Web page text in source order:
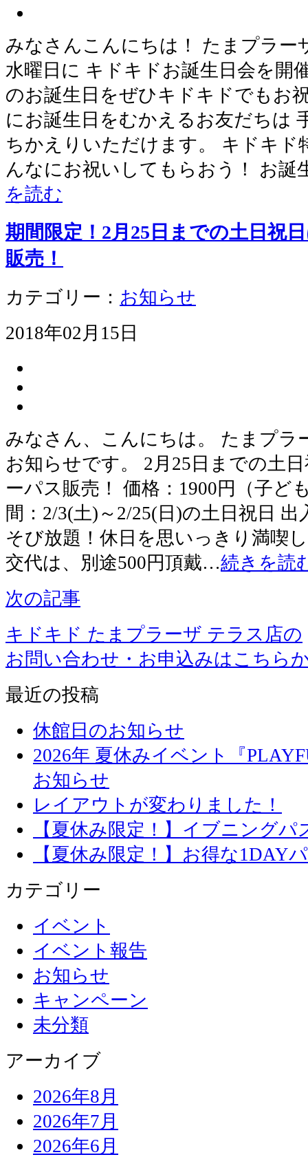
みなさんこんにちは！ たまプラー
水曜日に キドキドお誕生日会を開
のお誕生日をぜひキドキドでもお
にお誕生日をむかえるお友だちは
ちかえりいただけます。 キドキド
んなにお祝いしてもらおう！ お
を読む
期間限定！2月25日までの土日祝
販売！
カテゴリー： お知らせ
2018年02月15日
みなさん、こんにちは。 たまプラ
お知らせです。 2月25日までの土
ーパス販売！ 価格：1900円（子ど
間：2/3(土)～2/25(日)の土日祝日
そび放題！休日を思いっきり満喫
交代は、別途500円頂戴…続きを読
次の記事
キドキド たまプラーザ テラス店の
お問い合わせ・お申込みはこちら
最近の投稿
休館日のお知らせ
2026年 夏休みイベント『
お知らせ
レイアウトが変わりました！
【夏休み限定！】イブニング
【夏休み限定！】お得な1DAY
カテゴリー
イベント
イベント報告
お知らせ
キャンペーン
未分類
アーカイブ
2026年8月
2026年7月
2026年6月